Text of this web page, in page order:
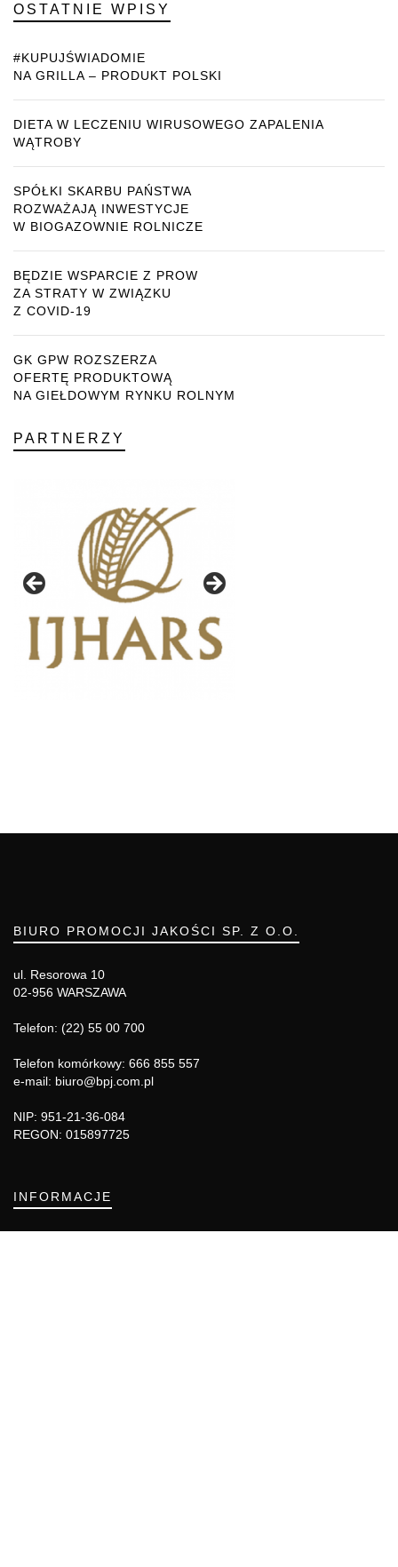
OSTATNIE WPISY
#KUPUJŚWIADOMIE
NA GRILLA – PRODUKT POLSKI
DIETA W LECZENIU WIRUSOWEGO ZAPALENIA
WĄTROBY
SPÓŁKI SKARBU PAŃSTWA
ROZWAŻAJĄ INWESTYCJE
W BIOGAZOWNIE ROLNICZE
BĘDZIE WSPARCIE Z PROW
ZA STRATY W ZWIĄZKU
Z COVID-19
GK GPW ROZSZERZA
OFERTĘ PRODUKTOWĄ
NA GIEŁDOWYM RYNKU ROLNYM
PARTNERZY
BIURO PROMOCJI JAKOŚCI SP. Z O.O.
ul. Resorowa 10
02-956 WARSZAWA
Telefon: (22) 55 00 700
Telefon komórkowy: 666 855 557
e-mail: biuro@bpj.com.pl
NIP: 951-21-36-084
REGON: 015897725
INFORMACJE